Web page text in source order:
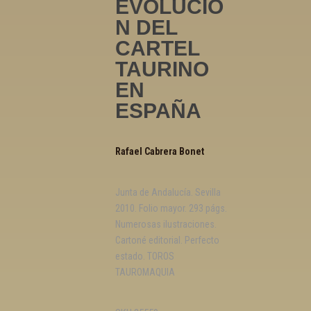
EVOLUCIÓ
N DEL
CARTEL
TAURINO
EN
ESPAÑA
Rafael Cabrera Bonet
Junta de Andalucía. Sevilla
2010. Folio mayor. 293 págs.
Numerosas ilustraciones.
Cartoné editorial. Perfecto
estado. TOROS
TAUROMAQUIA